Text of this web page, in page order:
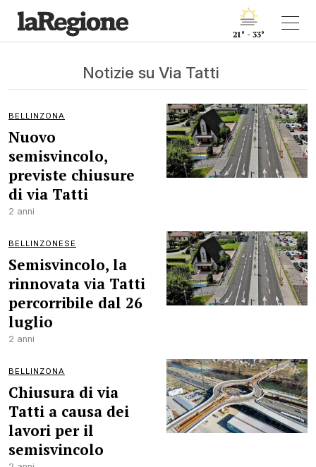
21° - 33°
Notizie su Via Tatti
BELLINZONA
Nuovo
semisvincolo,
previste chiusure
di via Tatti
2 anni
BELLINZONESE
Semisvincolo, la
rinnovata via Tatti
percorribile dal 26
luglio
2 anni
BELLINZONA
Chiusura di via
Tatti a causa dei
lavori per il
semisvincolo